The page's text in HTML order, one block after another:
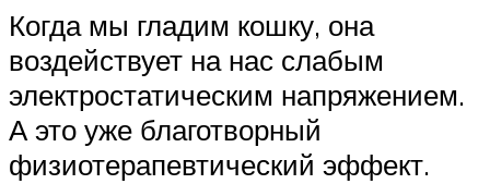
Когда мы гладим кошку, она
воздействует на нас слабым
электростатическим напряжением.
А это уже благотворный
физиотерапевтический эффект.